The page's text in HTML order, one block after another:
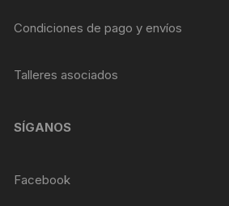
Condiciones de pago y envíos
Talleres asociados
SÍGANOS
Facebook